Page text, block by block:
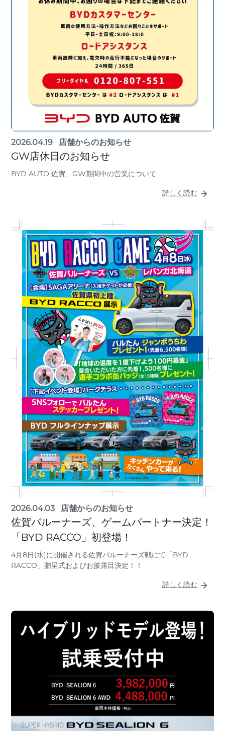
2026.04.19 店舗からのお知らせ
GW店休日のお知らせ
BYD AUTO 佐賀、GW期間中の営業について
詳しく読む
2026.04.03 店舗からのお知らせ
佐賀バルーナーズ、ゲームパートナー決定！
「BYD RACCO」初登場！
4月8日(水)に開催される佐賀バルーナーズ戦にて「BYD
RACCO」贈呈式およびお披露目決定！！
詳しく読む